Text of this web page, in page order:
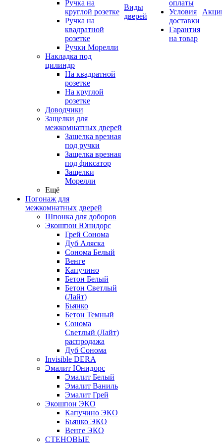
Ручка на
круглой розетке
Ручка на
квадратной
розетке
Ручки Морелли
Накладка под
цилиндр
На квадратной
розетке
На круглой
розетке
Доводчики
Защелки для
межкомнатных дверей
Защелка врезная
под ручки
Защелка врезная
под фиксатор
Защелки
Морелли
Ещё
Погонаж для
межкомнатных дверей
Шпонка для доборов
Экошпон Юнидорс
Грей Сонома
Дуб Аляска
Сонома Белый
Венге
Капучино
Бетон Белый
Бетон Светлый
(Лайт)
Бьянко
Бетон Темный
Сонома
Светлый (Лайт)
распродажа
Дуб Сонома
Invisible DERA
Эмалит Юнидорс
Эмалит Белый
Эмалит Ваниль
Эмалит Грей
Экошпон ЭКО
Капучино ЭКО
Бьянко ЭКО
Венге ЭКО
СТЕНОВЫЕ
Виды
дверей
оплаты
Условия
доставки
Гарантия
на товар